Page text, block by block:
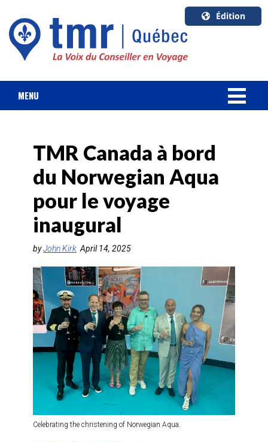
Édition
U.S.A.
English
Canada
Français
MENU
FORFAIT VACANCES
CROISIÈRES
HOTELS & RESORTS
DESTINATIONS
AGENTS DE VOYAGE
FORMATION & RESSOURCES
TMR Canada à bord
du Norwegian Aqua
pour le voyage
inaugural
byJohn Kirk April 14, 2025
Celebrating the christening of Norwegian Aqua.